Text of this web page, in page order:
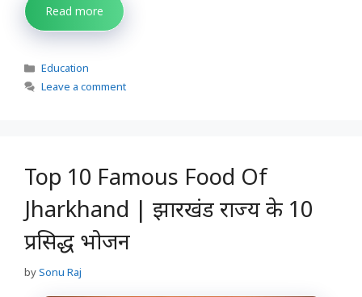
Read more
Categories
Education
Leave a comment
Top 10 Famous Food Of
Jharkhand | झारखंड राज्य के 10
प्रसिद्ध भोजन
bySonu Raj